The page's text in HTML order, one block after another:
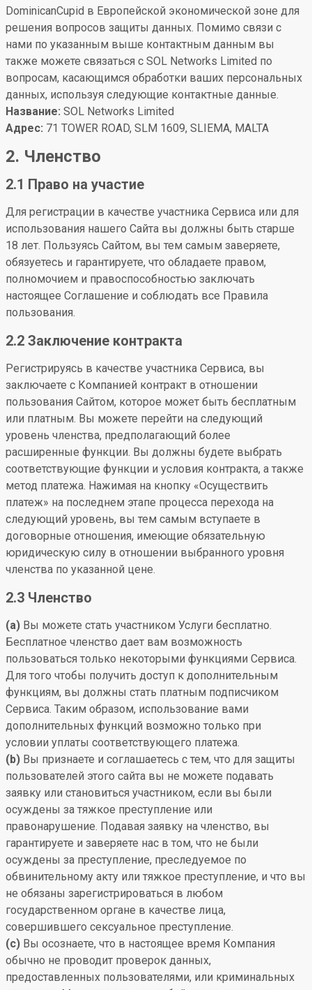
DominicanCupid в Европейской экономической зоне для
решения вопросов защиты данных. Помимо связи с
нами по указанным выше контактным данным вы
также можете связаться с SOL Networks Limited по
вопросам, касающимся обработки ваших персональных
данных, используя следующие контактные данные.
Название: SOL Networks Limited
Адрес: 71 TOWER ROAD, SLM 1609, SLIEMA, MALTA
2. Членство
2.1 Право на участие
Для регистрации в качестве участника Сервиса или для
использования нашего Сайта вы должны быть старше
18 лет. Пользуясь Сайтом, вы тем самым заверяете,
обязуетесь и гарантируете, что обладаете правом,
полномочием и правоспособностью заключать
настоящее Соглашение и соблюдать все Правила
пользования.
2.2 Заключение контракта
Регистрируясь в качестве участника Сервиса, вы
заключаете с Компанией контракт в отношении
пользования Сайтом, которое может быть бесплатным
или платным. Вы можете перейти на следующий
уровень членства, предполагающий более
расширенные функции. Вы должны будете выбрать
соответствующие функции и условия контракта, а также
метод платежа. Нажимая на кнопку «Осуществить
платеж» на последнем этапе процесса перехода на
следующий уровень, вы тем самым вступаете в
договорные отношения, имеющие обязательную
юридическую силу в отношении выбранного уровня
членства по указанной цене.
2.3 Членство
(a) Вы можете стать участником Услуги бесплатно.
Бесплатное членство дает вам возможность
пользоваться только некоторыми функциями Сервиса.
Для того чтобы получить доступ к дополнительным
функциям, вы должны стать платным подписчиком
Сервиса. Таким образом, использование вами
дополнительных функций возможно только при
условии уплаты соответствующего платежа.
(b) Вы признаете и соглашаетесь с тем, что для защиты
пользователей этого сайта вы не можете подавать
заявку или становиться участником, если вы были
осуждены за тяжкое преступление или
правонарушение. Подавая заявку на членство, вы
гарантируете и заверяете нас в том, что не были
осуждены за преступление, преследуемое по
обвинительному акту или тяжкое преступление, и что вы
не обязаны зарегистрироваться в любом
государственном органе в качестве лица,
совершившего сексуальное преступление.
(c) Вы осознаете, что в настоящее время Компания
обычно не проводит проверок данных,
предоставленных пользователями, или криминальных